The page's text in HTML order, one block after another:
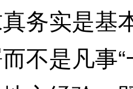
务实是基
不是凡事